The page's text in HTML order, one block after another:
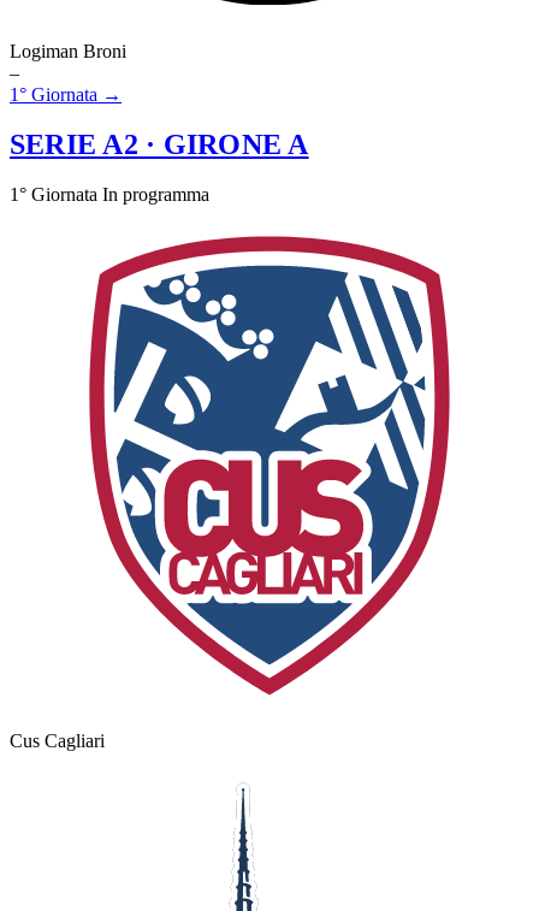
Logiman Broni
–
1° Giornata →
SERIE A2 · GIRONE A
1° Giornata In programma
Cus Cagliari